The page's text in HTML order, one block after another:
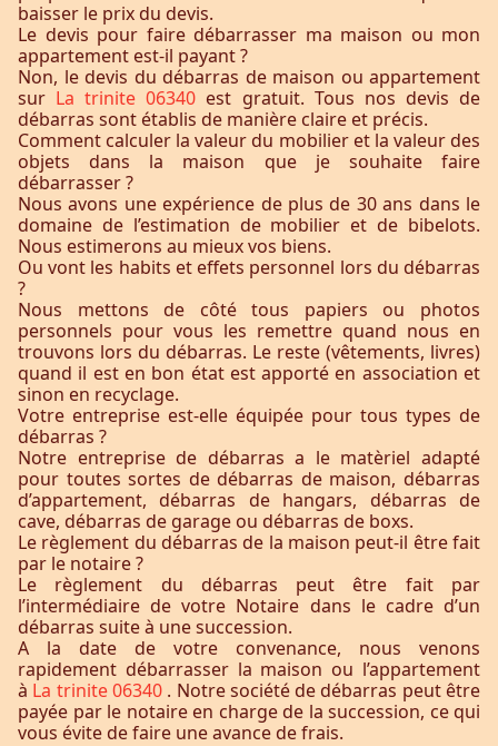
baisser le prix du devis.
Le devis pour faire débarrasser ma maison ou mon
appartement est-il payant ?
Non, le devis du débarras de maison ou appartement
sur La trinite 06340 est gratuit. Tous nos devis de
débarras sont établis de manière claire et précis.
Comment calculer la valeur du mobilier et la valeur des
objets dans la maison que je souhaite faire
débarrasser ?
Nous avons une expérience de plus de 30 ans dans le
domaine de l’estimation de mobilier et de bibelots.
Nous estimerons au mieux vos biens.
Ou vont les habits et effets personnel lors du débarras
?
Nous mettons de côté tous papiers ou photos
personnels pour vous les remettre quand nous en
trouvons lors du débarras. Le reste (vêtements, livres)
quand il est en bon état est apporté en association et
sinon en recyclage.
Votre entreprise est-elle équipée pour tous types de
débarras ?
Notre entreprise de débarras a le matèriel adapté
pour toutes sortes de débarras de maison, débarras
d’appartement, débarras de hangars, débarras de
cave, débarras de garage ou débarras de boxs.
Le règlement du débarras de la maison peut-il être fait
par le notaire ?
Le règlement du débarras peut être fait par
l’intermédiaire de votre Notaire dans le cadre d’un
débarras suite à une succession.
A la date de votre convenance, nous venons
rapidement débarrasser la maison ou l’appartement
à La trinite 06340 . Notre société de débarras peut être
payée par le notaire en charge de la succession, ce qui
vous évite de faire une avance de frais.